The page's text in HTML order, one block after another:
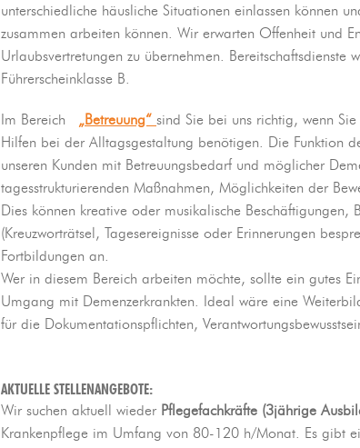
unterschiedliche häusliche Situationen einlassen können
zusammen arbeiten können. Wir erwarten Offenheit und
Urlaubsvertretungen zu übernehmen.
Führerscheinklasse B.
Im Bereich „Betreuung“ sind Sie bei uns richtig, wenn
Hilfen bei der Alltagsgestaltung benötigen. Die Funktion
unseren Kunden mit Betreuungsbedarf und möglicher
tagesstrukturierenden Maßnahmen, Möglichkeiten der
Dies können kreative oder musikalische
(Kreuzworträtsel, Tagesereignisse oder Erinnerungen
Fortbildungen an.
Wer in diesem Bereich arbeiten möchte, sollte ein gutes
Umgang mit Demenzerkrankten. Ideal wäre eine
für die Dokumentationspflichten,
AKTUELLE STELLENANGEBOTE:
Wir suchen aktuell wieder Pflegefachkräfte (3jährige
Krankenpflege im Umfang von 80-120 h/Monat. Es gibt